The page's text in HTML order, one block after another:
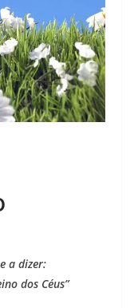
a dizer:
dos Céus”